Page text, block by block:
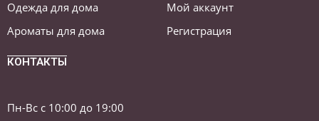
Одежда для дома
Ароматы для дома
Мой аккаунт
Регистрация
КОНТАКТЫ
Пн-Вс с 10:00 до 19:00